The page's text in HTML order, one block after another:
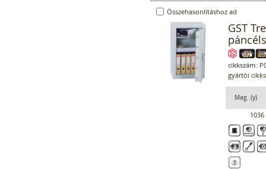
Összehasonlításhoz ad
GST
cikkszám:
gyártói
Mag. (y)
1036